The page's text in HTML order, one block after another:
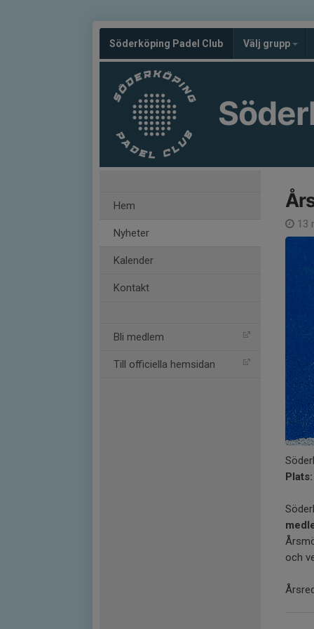
Söderköping Padel Club Välj grupp
Hem
Nyheter
Kalender
Kontakt
Bli medlem
Till officiella hemsidan
13
och